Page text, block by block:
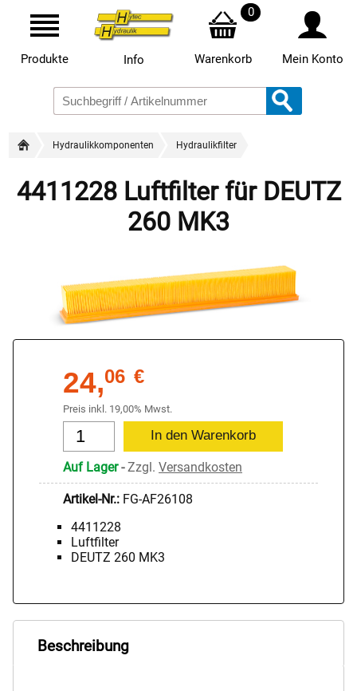
Produkte Info
0
Warenkorb Mein Konto
Hydraulikkomponenten Hydraulikfilter
4411228 Luftfilter für DEUTZ
260 MK3
24,06 €
Preis inkl. 19,00% Mwst.
Auf Lager-Zzgl. Versandkosten
Artikel-Nr.: FG-AF26108
4411228
Luftfilter
DEUTZ 260 MK3
Beschreibung